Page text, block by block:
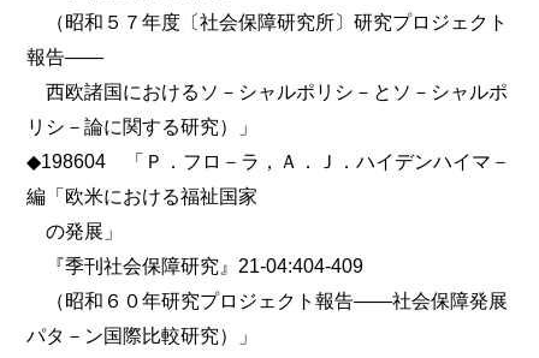
（昭和５７年度〔社会保障研究所〕研究プロジェクト
報告――
西欧諸国におけるソ－シャルポリシ－とソ－シャルポ
リシ－論に関する研究）」
◆198604 「Ｐ．フロ－ラ，Ａ．Ｊ．ハイデンハイマ－
編「欧米における福祉国家
の発展」
『季刊社会保障研究』21-04:404-409
（昭和６０年研究プロジェクト報告――社会保障発展
パタ－ン国際比較研究）」